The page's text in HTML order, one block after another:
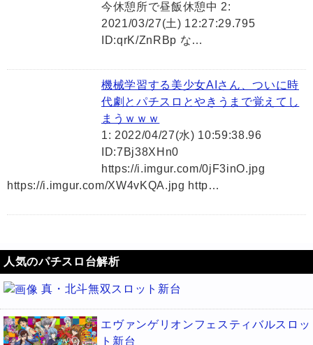
今休憩所で昼飯休憩中 2:
2021/03/27(土) 12:27:29.795
ID:qrK/ZnRBp な…
機械学習する美少女AIさん、ついに時
代劇とパチスロとやきうまで覚えてし
まうｗｗｗ
1: 2022/04/27(水) 10:59:38.96
ID:7Bj38XHn0
https://i.imgur.com/0jF3inO.jpg
https://i.imgur.com/XW4vKQA.jpg http…
人気のパチスロ台解析
真・北斗無双スロット新台
エヴァンゲリオンフェスティバルスロッ
ト新台